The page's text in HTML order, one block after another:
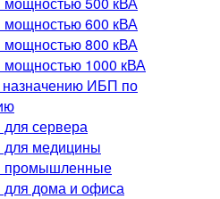
600 кВА
800 кВА
1000 кВА
ИБП по
сервера
медицины
дома и офиса